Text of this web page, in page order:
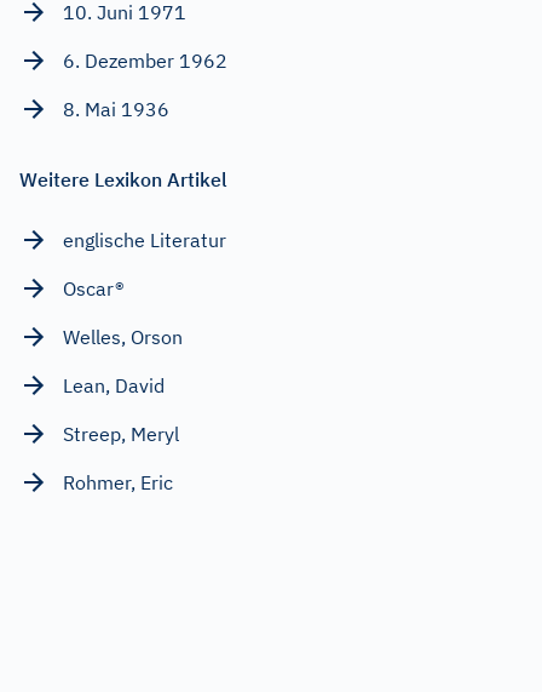
10. Juni 1971
6. Dezember 1962
8. Mai 1936
Weitere Lexikon Artikel
englische Literatur
Oscar®
Welles, Orson
Lean, David
Streep, Meryl
Rohmer, Eric